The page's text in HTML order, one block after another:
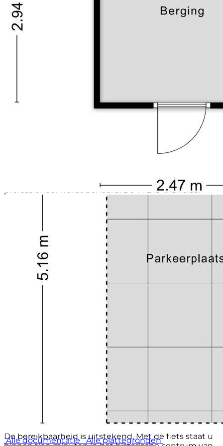
In de onderbouw bevinden zich de royale
privéberging en de eigen parkeerplaats in de
afgesloten parkeergarage. Beide zijn inbegrepen in
wooncomplex met 94 koopappartementen. Tijdens
de renovatie in 2019 is veel aandacht besteed aan
duurzaamheid, comfort en architectuur. Het resultaat
grond en een actieve Vereniging van Eigenaars die
professioneel wordt beheerd. De VvE is financieel
gezond, beschikt over een
meerjarenonderhoudsplan en wordt professioneel
beheerd door MVGM Vastgoedmanagement.
WONEN AAN HET WESTERPARK
De ligging is zonder twijfel één van de grootste
pluspunten van deze woning. Het Westerpark ligt
letterlijk voor de deur en voelt als een verlengstuk
van uw leefomgeving. Hier vindt u wandelpaden,
sportfaciliteiten, groene ontspanningsplekken en het
bruisende Westergasterrein met zijn restaurants,
terrassen, culturele evenementen en creatieve
Populaire horecagelegenheden zoals Pacific
Amsterdam, Mossel & Gin en het Westergasterras
bevinden zich op korte afstand. Ook de Jordaan, de
Haarlemmerstraat en de Haarlemmerdijk zijn binnen
enkele minuten bereikbaar en bieden een uitgebreid
aanbod aan winkels, speciaalzaken, cafés en
De bereikbaarheid is uitstekend. Met de fiets staat u
Alle documentatie Alle plattegronden